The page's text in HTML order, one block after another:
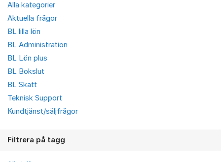
Alla kategorier
Aktuella frågor
BL lilla lön
BL Administration
BL Lön plus
BL Bokslut
BL Skatt
Teknisk Support
Kundtjänst/säljfrågor
Filtrera på tagg